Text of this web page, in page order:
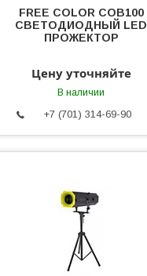
FREE COLOR COB100
СВЕТОДИОДНЫЙ LED
ПРОЖЕКТОР
Цену уточняйте
В наличии
+7 (701) 314-69-90